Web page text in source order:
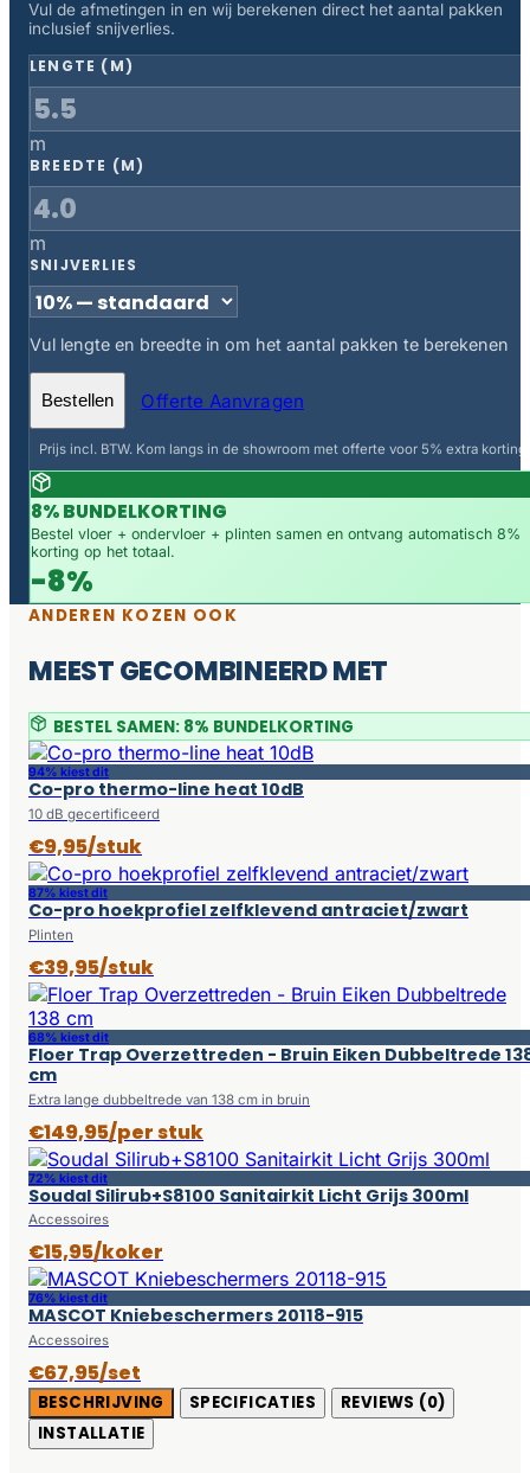
Vul de afmetingen in en wij berekenen direct het aantal pakken
inclusief snijverlies.
LENGTE (M)
m
BREEDTE (M)
m
SNIJVERLIES
Vul lengte en breedte in om het aantal pakken te berekenen
Bestellen Offerte Aanvragen
Prijs incl. BTW. Kom langs in de showroom met offerte voor 5% extra korting.
8% BUNDELKORTING
Bestel vloer + ondervloer + plinten samen en ontvang automatisch 8%
korting op het totaal.
-8%
ANDEREN KOZEN OOK
MEEST GECOMBINEERD MET
BESTEL SAMEN: 8% BUNDELKORTING
94% kiest dit
Co-pro thermo-line heat 10dB
10 dB gecertificeerd
€9,95/stuk
87% kiest dit
Co-pro hoekprofiel zelfklevend antraciet/zwart
Plinten
€39,95/stuk
68% kiest dit
Floer Trap Overzettreden - Bruin Eiken Dubbeltrede
cm
Extra lange dubbeltrede van 138 cm in bruin
€149,95/per stuk
72% kiest dit
Soudal Silirub+S8100 Sanitairkit Licht Grijs 300ml
Accessoires
€15,95/koker
76% kiest dit
MASCOT Kniebeschermers 20118-915
Accessoires
€67,95/set
BESCHRIJVING SPECIFICATIES
REVIEWS (0)
INSTALLATIE